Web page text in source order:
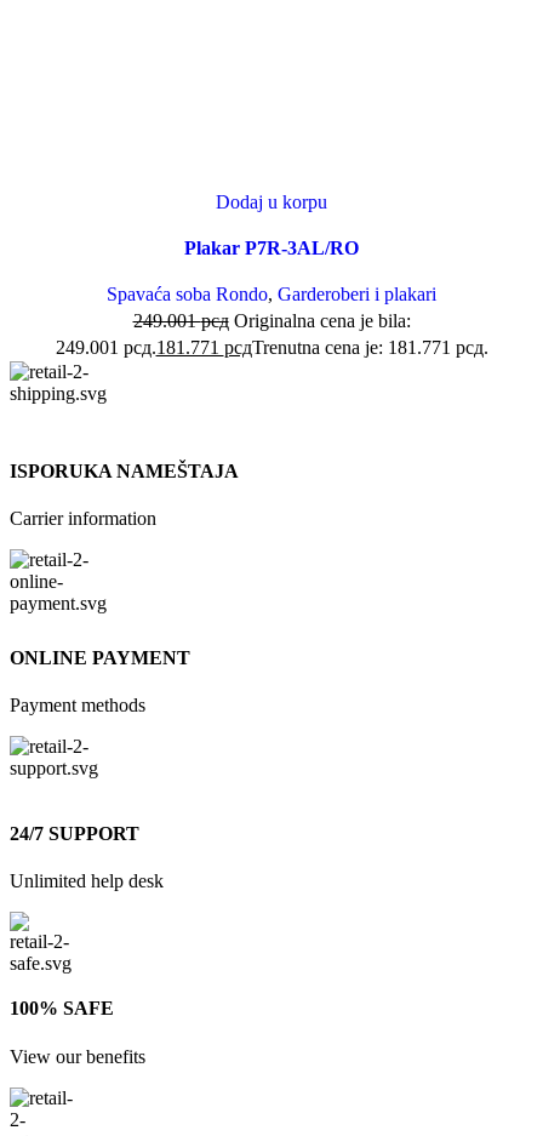
Dodaj u korpu
Plakar P7R-3AL/RO
Spavaća soba Rondo, Garderoberi i plakari
249.001рсд Originalna cena je bila:
249.001 рсд.181.771 рсдTrenutna cena je: 181.771 рсд.
ISPORUKA NAMEŠTAJA
Carrier information
ONLINE PAYMENT
Payment methods
24/7 SUPPORT
Unlimited help desk
100% SAFE
View our benefits